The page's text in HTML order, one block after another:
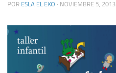
POR ESLA EL EKO · NOVIEMBRE 5, 2013